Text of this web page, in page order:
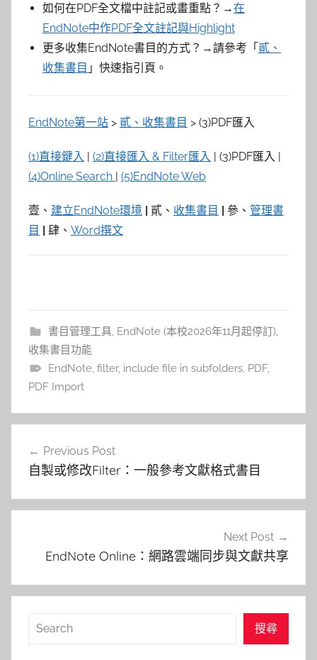
如何在PDF全文檔中註記或畫重點？→在
EndNote中作PDF全文註記與Highlight
更多收集EndNote書目的方式？→請參考「 貳、
收集書目 」快速指引頁。
EndNote第一站 > 貳、收集書目 > (3)PDF匯入
(1)直接鍵入 (2)直接匯入 & Filter匯入 | (3)PDF匯入 |
(4)Online Search
(5)EndNote Web
壹、 建立EndNote環境 貳、 收集書目 參、 管理書
目
肆、 Word撰文
書目管理工具, EndNote (本校2026年11月起停訂),
收集書目功能
EndNote, filter, include file in subfolders, PDF,
PDF Import
覽
Previous Post
自製或修改Filter：一般參考文獻格式書目
Next Post
EndNote Online：網路雲端同步與文獻共享
搜
搜尋